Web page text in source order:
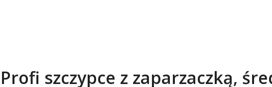
Profi szczypce z zaparzaczką,